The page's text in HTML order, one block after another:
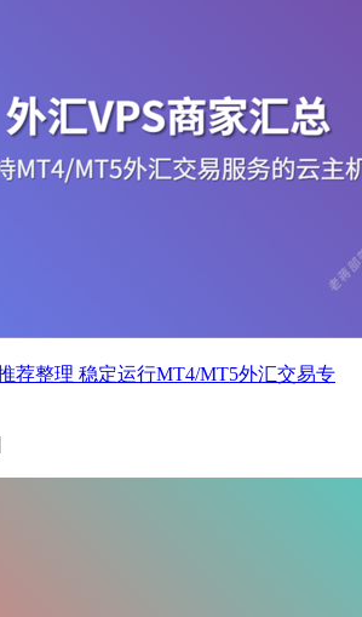
荐整理 稳定运行MT4/MT5外汇交易专